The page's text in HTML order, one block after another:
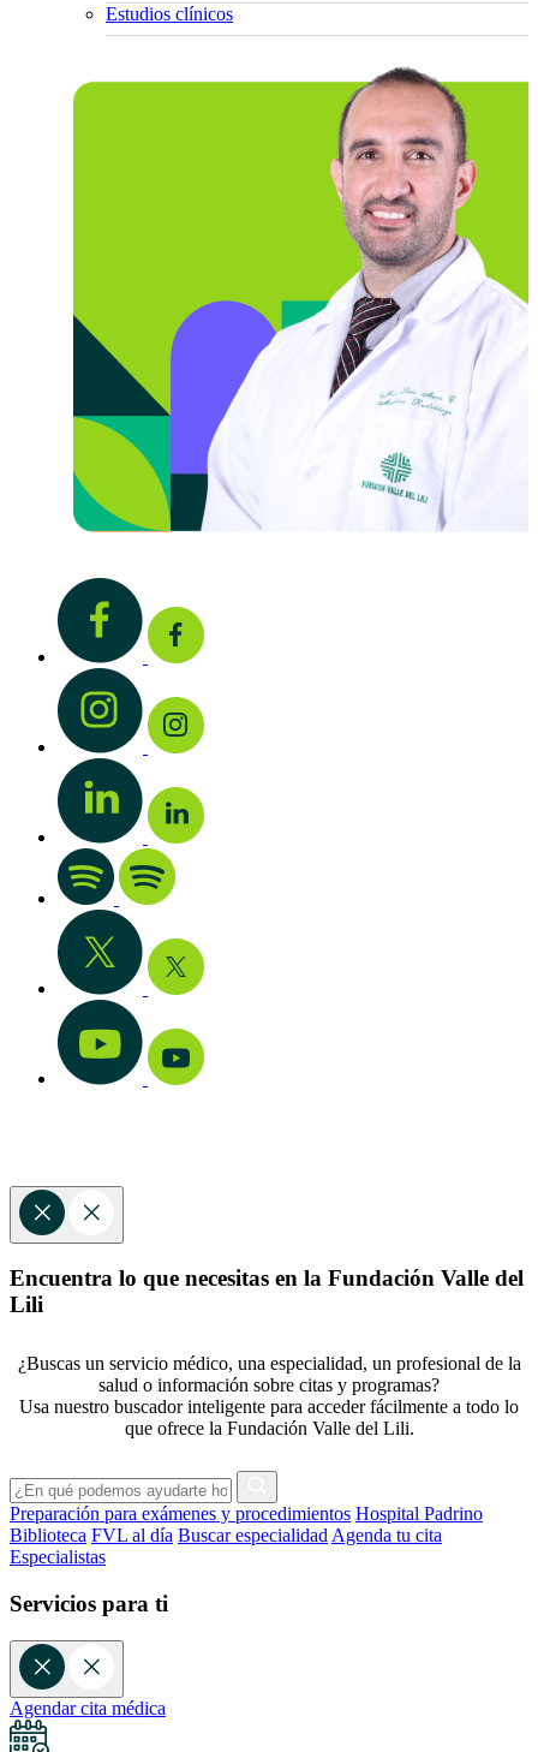
Estudios clínicos
Encuentra lo que necesitas en la Fundación Valle del
Lili
¿Buscas un servicio médico, una especialidad, un profesional de la
salud o información sobre citas y programas?
Usa nuestro buscador inteligente para acceder fácilmente a todo lo
que ofrece la Fundación Valle del Lili.
Preparación para exámenes y procedimientos Hospital Padrino
Biblioteca FVL al día Buscar especialidad Agenda tu cita
Especialistas
Servicios para ti
Agendar cita médica